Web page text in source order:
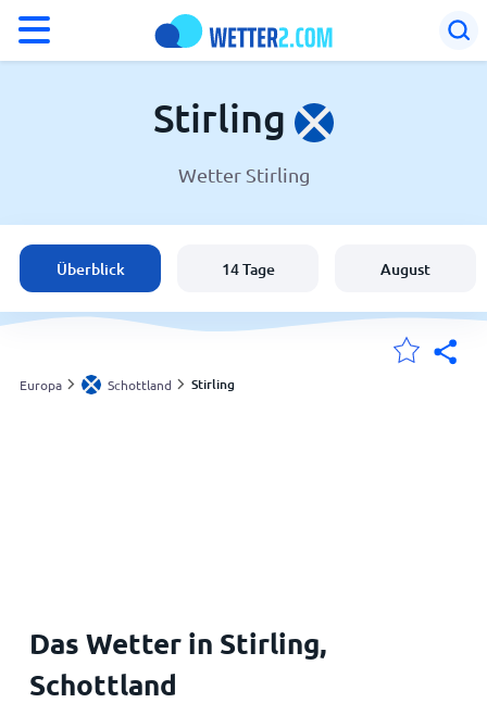
Schottland
Schweiz
Deutschland
Stirling
Wetter Stirling
Überblick 14 Tage August
Europa Schottland Stirling
Das Wetter in Stirling,
Schottland